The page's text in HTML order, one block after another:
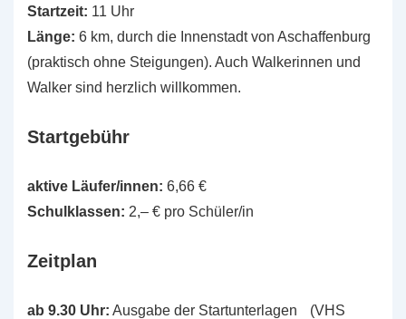
Startzeit: 11 Uhr
Länge: 6 km, durch die Innenstadt von Aschaffenburg
(praktisch ohne Steigungen). Auch Walkerinnen und
Walker sind herzlich willkommen.
Startgebühr
aktive Läufer/innen: 6,66 €
Schulklassen: 2,– € pro Schüler/in
Zeitplan
ab 9.30 Uhr: Ausgabe der Startunterlagen (VHS